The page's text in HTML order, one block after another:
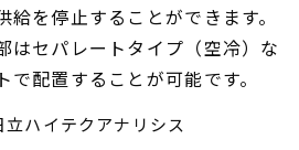
を停止することができます。
はセパレートタイプ（空冷）な
配置することが可能です。
ハイテクアナリシス